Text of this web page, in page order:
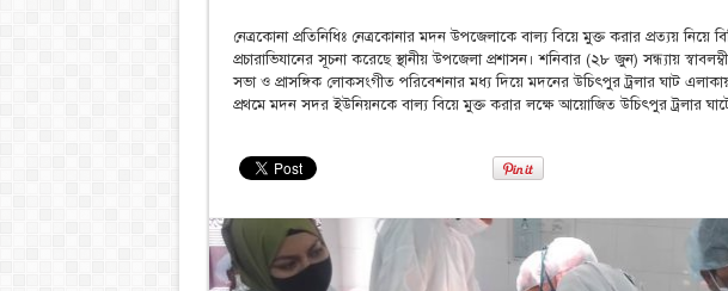
নেত্রকোনা প্রতিনিধিঃ নেত্রকোনার মদন উপজেলাকে বাল্য বিয়ে মুক্ত করার প্রত্যয় নিয়ে
প্রচারাভিযানের সূচনা করেছে স্থানীয় উপজেলা প্রশাসন। শনিবার (২৮ জুন) সন্ধ্যায়
সভা ও প্রাসঙ্গিক লোকসংগীত পরিবেশনার মধ্য দিয়ে মদনের উচিৎপুর ট্রলার ঘাট
প্রথমে মদন সদর ইউনিয়নকে বাল্য বিয়ে মুক্ত করার লক্ষে আয়োজিত উচিৎপুর ট্রলার